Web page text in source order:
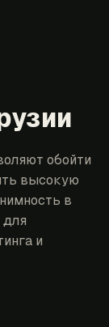
обойти
высокую
в
для
и